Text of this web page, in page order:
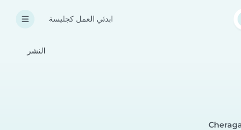
ابدئي العمل كجليسة
النشر